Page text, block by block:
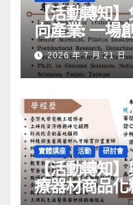
【活動轉知
向產業: ⼀場
旅程」
2026 年 7 月 21 日
實體講座 活動 研討會
【活動轉知
療器材商品化